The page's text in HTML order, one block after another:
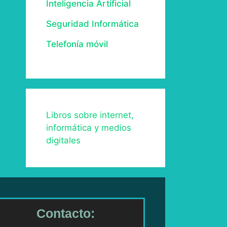
Inteligencia Artificial
Seguridad Informática
Telefonía móvil
Libros sobre internet,
informática y medios
digitales
Contacto: